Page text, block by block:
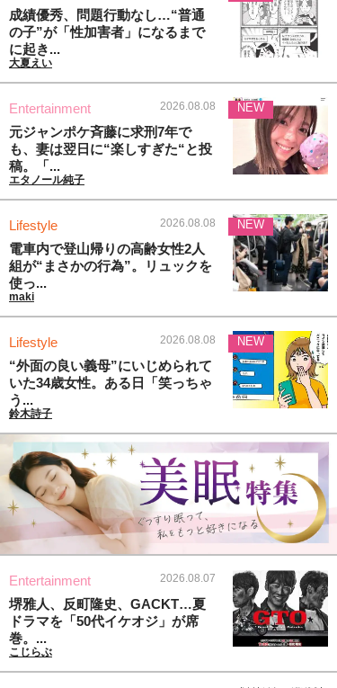
成績優秀、問題行動なし…“普通
の子”が「性加害者」になるまで
に起き...
大夏えい
Entertainment 2026.08.08
元ジャンポケ斉藤に求刑7年で
も、妻は翌日に“楽しすぎた“と投
稿。「...
エタノール純子
NEW
Lifestyle 2026.08.08
電車内で登山帰りの高齢女性2人
組が“まさかの行為”。リュックを
使っ...
maki
NEW
Lifestyle 2026.08.08
“外面の良い義母”にいじめられて
いた34歳女性。ある日「笑っちゃ
う...
鈴木詩子
NEW
Entertainment 2026.08.07
堺雅人、反町隆史、GACKT…夏
ドラマを「50代イケオジ」が席
巻。...
こじらぶ